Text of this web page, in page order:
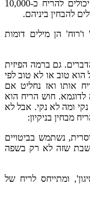
חוש הריח האנושי נחשב מאוד רב-גוני: אנחנו יכולים להריח כ-10,000
להבחין ביניהם.
הן מילים דומות
גם ברמה הפיזית
הוא טוב או לא טוב לפי
אותו ואז נחליט אם
חוש הריח הוא
ומה לא נקי. אבל לא
מבחין בניקיון:
נשתמש בביטויים
שזה לא רק בשפה
ומתייחס לריח של